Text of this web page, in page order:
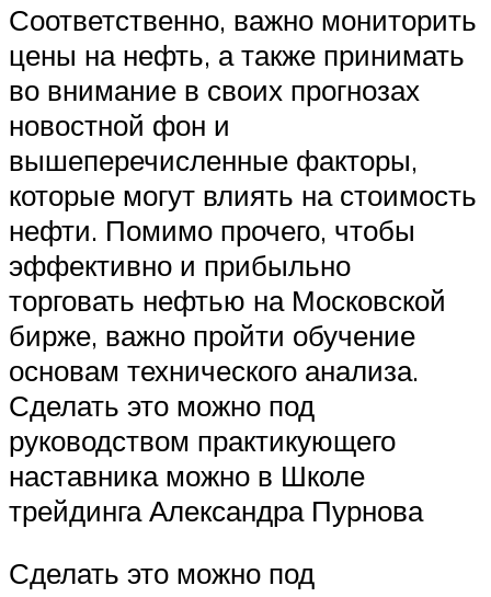
Соответственно, важно мониторить
цены на нефть, а также принимать
во внимание в своих прогнозах
новостной фон и
вышеперечисленные факторы,
которые могут влиять на стоимость
нефти. Помимо прочего, чтобы
эффективно и прибыльно
торговать нефтью на Московской
бирже, важно пройти обучение
основам технического анализа.
Сделать это можно под
руководством практикующего
наставника можно в Школе
трейдинга Александра Пурнова
Сделать это можно под